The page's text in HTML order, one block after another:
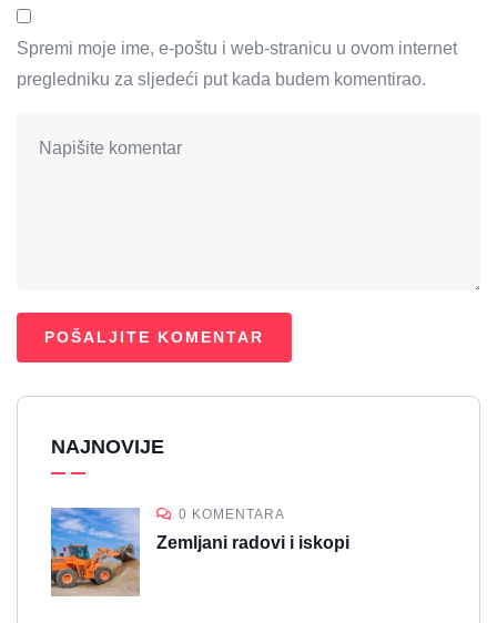
Spremi moje ime, e-poštu i web-stranicu u ovom internet
pregledniku za sljedeći put kada budem komentirao.
NAJNOVIJE
0 KOMENTARA
Zemljani radovi i iskopi